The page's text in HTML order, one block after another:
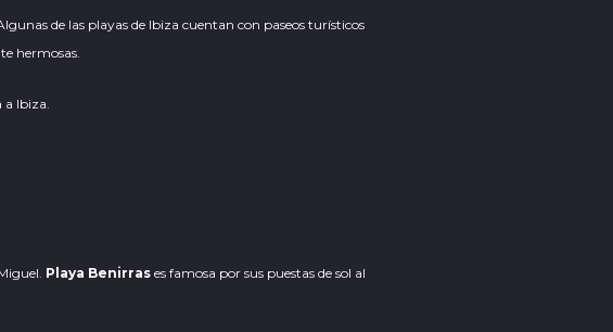
de las playas de Ibiza cuentan con paseos turísticos
hermosas.
Ibiza.
Playa Benirras es famosa por sus puestas de sol al